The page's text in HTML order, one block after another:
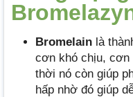
Bromelain là
cơn khó chịu, cơn
thời nó còn giúp
hấp nhờ đó giúp